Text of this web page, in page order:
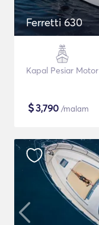
Ferretti 630
Kapal Pesiar Motor
$3,790 /malam